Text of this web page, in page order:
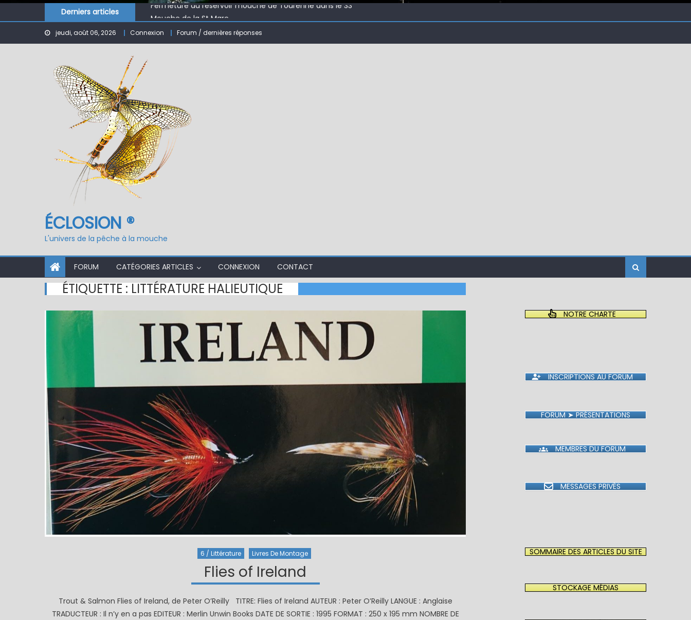
Derniers articles
Mouche de la St Marc
Le réservoir de BANSON ( 63 )
Nymphe pour NAV – Rubberball
jeudi, août 06, 2026 Connexion Forum / dernières réponses
ÉCLOSION ®
L'univers de la pêche à la mouche
FORUM CATÉGORIES ARTICLES CONNEXION CONTACT
ÉTIQUETTE : LITTÉRATURE HALIEUTIQUE
6 / Littérature Livres De Montage
Flies of Ireland
Trout & Salmon Flies of Ireland, de Peter O’Reilly TITRE: Flies of Ireland AUTEUR : Peter O’Reilly LANGUE : Anglaise
TRADUCTEUR : Il n’y en a pas EDITEUR : Merlin Unwin Books DATE DE SORTIE : 1995 FORMAT : 250 x 195 mm NOMBRE DE
NOTRE CHARTE
INSCRIPTIONS AU FORUM
FORUM ➤ PRÉSENTATIONS
MEMBRES DU FORUM
MESSAGES PRIVÉS
SOMMAIRE DES ARTICLES DU SITE
STOCKAGE MÉDIAS